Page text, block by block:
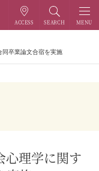
同卒業論文合宿を実施
心理学に関す